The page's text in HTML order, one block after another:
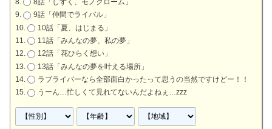
8話「しずく、モノクローム」
9話「仲間でライバル」
10話「夏、はじまる」
11話「みんなの夢、私の夢」
12話「花ひらく想い」
13話「みんなの夢を叶える場所」
ラブライバーなら全部面白かったって思うの当然ですけどー！！
うーん…忙しくて見れてないんだよねぇ…zzz